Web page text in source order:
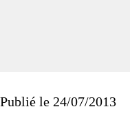
Publié le 24/07/2013